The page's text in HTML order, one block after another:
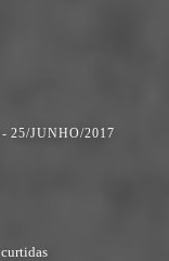
25/JUNHO/2017
curtidas